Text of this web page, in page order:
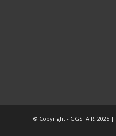
© Copyright - GGSTAIR, 2025 |